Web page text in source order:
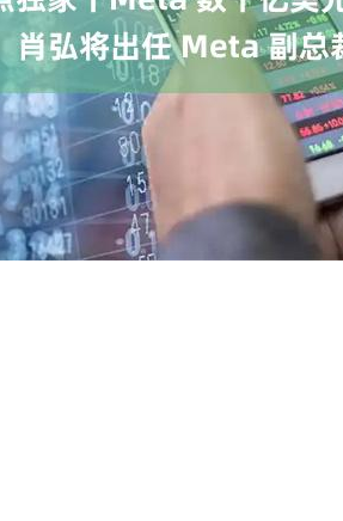
200.89 1.42% 沪深300